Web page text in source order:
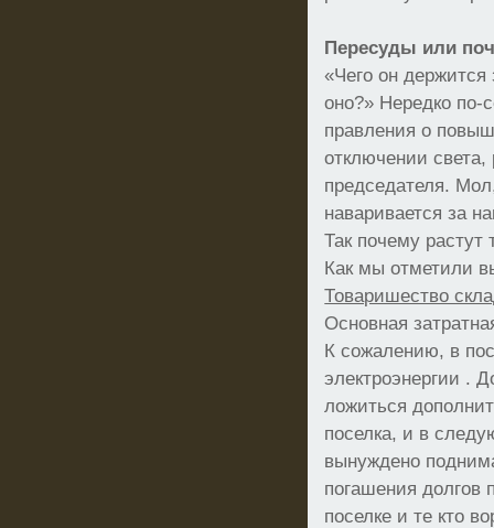
Пересуды или
«Чего он
оно?» Нередко по-
правления о
отключении света,
председателя.
наваривается за
Так почему
Как мы отметили
Товаришество
Основная
К сожалению, в
электроэнергии .
ложиться
поселка, и в
вынуждено
погашения долгов
поселке и те кто